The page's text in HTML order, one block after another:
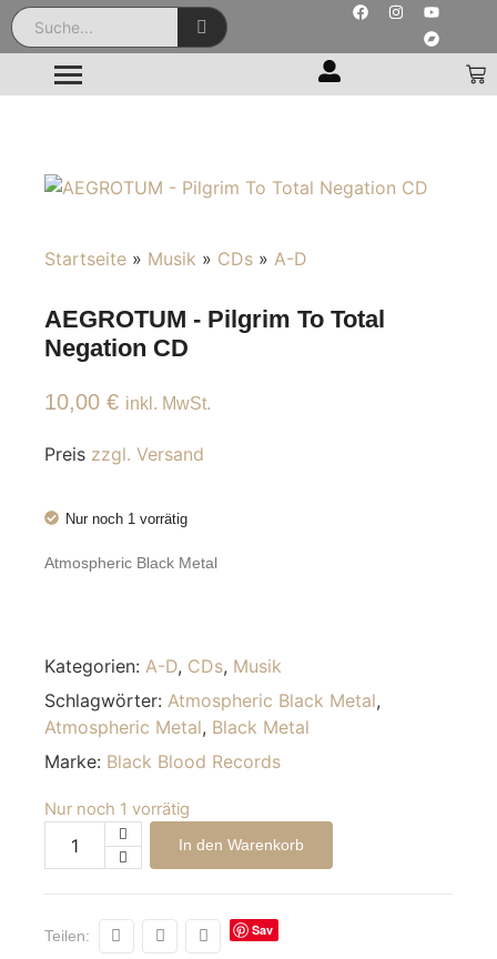
Startseite » Musik » CDs » A-D
AEGROTUM - Pilgrim To Total
Negation CD
10,00 € inkl. MwSt.
Preis zzgl. Versand
Nur noch 1 vorrätig
Atmospheric Black Metal
Kategorien: A-D, CDs, Musik
Schlagwörter: Atmospheric Black Metal,
Atmospheric Metal, Black Metal
Marke: Black Blood Records
Nur noch 1 vorrätig
In den Warenkorb
Alternative:
Teilen:
Sav